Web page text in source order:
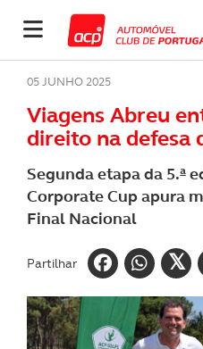
05 JUNHO 2025
Viagens Abreu
direito na defesa
Segunda etapa da 5.ª
Corporate Cup apura
Final Nacional
Partilhar